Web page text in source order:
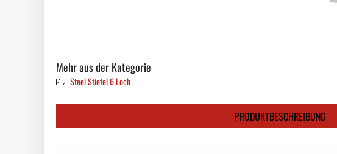
Mehr aus der Kategorie
Steel Stiefel 6 Loch
PRODUKTBESCHREIBUNG